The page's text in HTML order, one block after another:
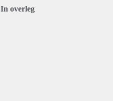
In overleg